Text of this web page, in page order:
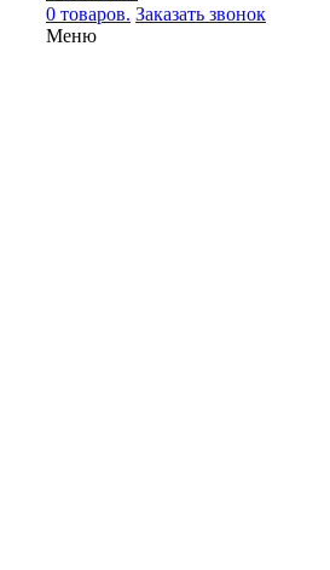
0 товаров. Заказать звонок
Меню